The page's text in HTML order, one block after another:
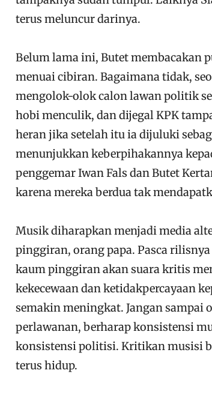
terus meluncur darinya.
Belum lama ini, Butet membacakan
menuai cibiran. Bagaimana tidak,
mengolok-olok calon lawan politik
hobi menculik, dan dijegal KPK
heran jika setelah itu ia dijuluki
menunjukkan keberpihakannya
penggemar Iwan Fals dan Butet
karena mereka berdua tak
Musik diharapkan menjadi media
pinggiran, orang papa. Pasca
kaum pinggiran akan suara kritis
kekecewaan dan ketidakpercayaan
semakin meningkat. Jangan
perlawanan, berharap konsistensi
konsistensi politisi. Kritikan musisi
terus hidup.